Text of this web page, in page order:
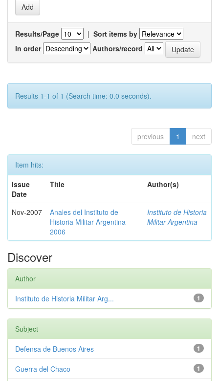
Results/Page | Sort items by
In order
Authors/record
Results 1-1 of 1 (Search time: 0.0 seconds).
previous 1 next
Item hits:
Issue
Date
Title Author(s)
Nov-2007
Anales del Instituto de
Historia Militar Argentina
2006
Instituto de Historia
Militar Argentina
Discover
Author
1
Instituto de Historia Militar Arg...
Subject
1
Defensa de Buenos Aires
1
Guerra del Chaco